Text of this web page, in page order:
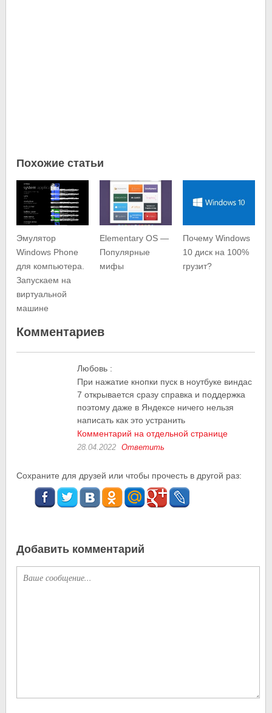
Похожие статьи
Эмулятор
Windows Phone
для компьютера.
Запускаем на
виртуальной
машине
Elementary OS —
Популярные
мифы
Почему Windows
10 диск на 100%
грузит?
Комментариев
Любовь :
При нажатие кнопки пуск в ноутбуке виндас
7 открывается сразу справка и поддержка
поэтому даже в Яндексе ничего нельзя
написать как это устранить
Комментарий на отдельной странице
28.04.2022 Ответить
Сохраните для друзей или чтобы прочесть в другой раз:
Добавить комментарий